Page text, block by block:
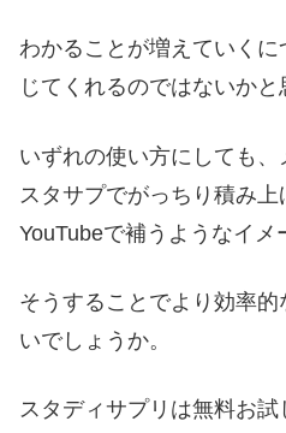
わかることが増えていく
じてくれるのではないかと
いずれの使い方にしても
スタサプでがっちり積み
YouTubeで補うようなイメ
そうすることでより効率
いでしょうか。
スタディサプリは無料お